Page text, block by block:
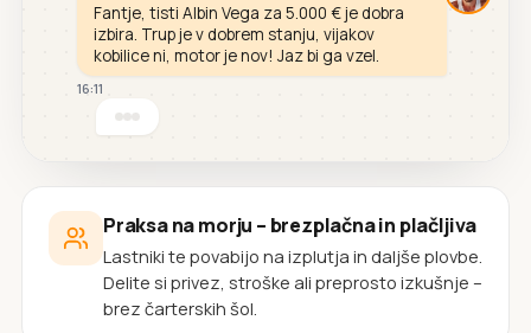
Fantje, tisti Albin Vega za 5.000 € je dobra
izbira. Trup je v dobrem stanju, vijakov
kobilice ni, motor je nov! Jaz bi ga vzel.
16:11
Praksa na morju – brezplačna in plačljiva
Lastniki te povabijo na izplutja in daljše plovbe.
Delite si privez, stroške ali preprosto izkušnje –
brez čarterskih šol.